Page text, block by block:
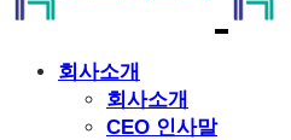
회사소개
회사소개
CEO 인사말